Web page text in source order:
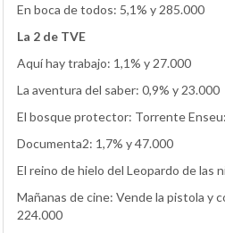
En boca de todos: 5,1% y 285.000
La 2 de TVE
Aquí hay trabajo: 1,1% y 27.000
La aventura del saber: 0,9% y 23.000
El bosque protector: Torrente
Documenta2: 1,7% y 47.000
El reino de hielo del Leopardo de las
Mañanas de cine: Vende la pistola y
224.000